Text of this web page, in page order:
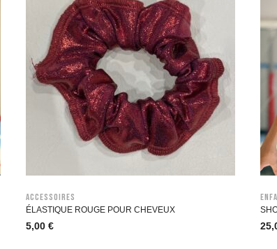
Accessoires
ÉLASTIQUE ROUGE POUR CHEVEUX
5,00 €